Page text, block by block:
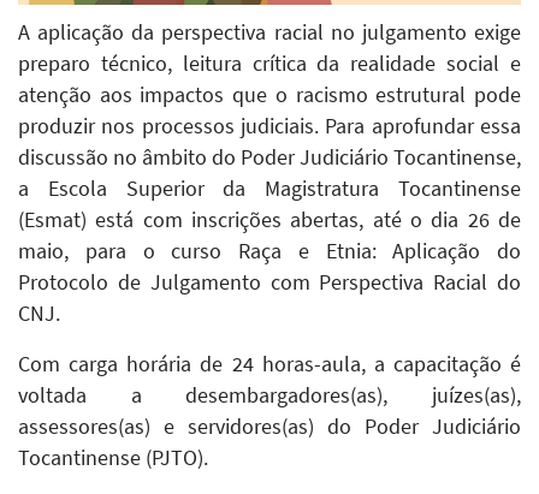
A aplicação da perspectiva racial no julgamento exige
preparo técnico, leitura crítica da realidade social e
atenção aos impactos que o racismo estrutural pode
produzir nos processos judiciais. Para aprofundar essa
discussão no âmbito do Poder Judiciário Tocantinense,
a Escola Superior da Magistratura Tocantinense
(Esmat) está com inscrições abertas, até o dia 26 de
maio, para o curso Raça e Etnia: Aplicação do
Protocolo de Julgamento com Perspectiva Racial do
CNJ.
Com carga horária de 24 horas-aula, a capacitação é
voltada a desembargadores(as), juízes(as),
assessores(as) e servidores(as) do Poder Judiciário
Tocantinense (PJTO).